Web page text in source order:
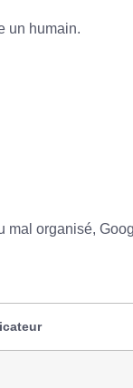
un humain.
mal organisé,